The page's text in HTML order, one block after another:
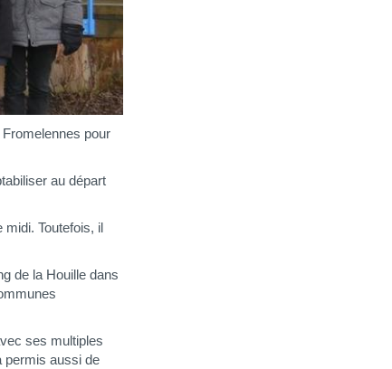
pour
au départ
Toutefois, il
de la Houille dans
ses multiples
permis aussi de